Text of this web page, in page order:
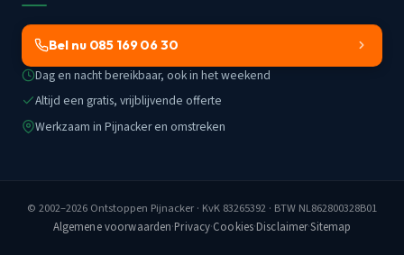
Bel nu 085 169 06 30
Dag en nacht bereikbaar, ook in het weekend
Altijd een gratis, vrijblijvende offerte
Werkzaam in Pijnacker en omstreken
© 2002–2026 Ontstoppen Pijnacker · KvK 83265392 · BTW NL862800328B01
Algemene voorwaarden·Privacy·Cookies·Disclaimer·Sitemap